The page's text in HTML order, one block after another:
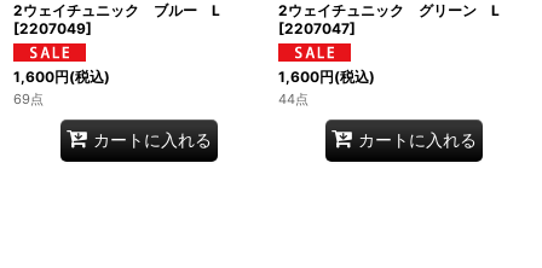
2ウェイチュニック ブルー L
[2207049]
1,600円(税込)
69点
カートに入れる
2ウェイチュニック グリーン L
[2207047]
1,600円(税込)
44点
カートに入れる